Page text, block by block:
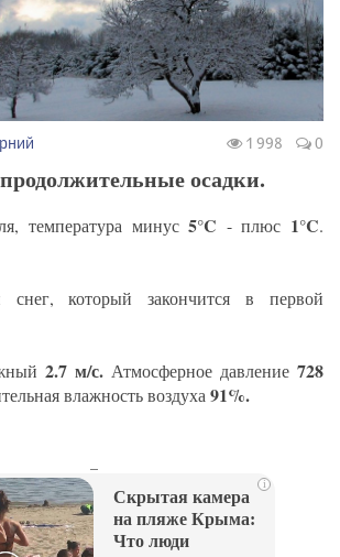
1 998 0
осадки.
температура минус5°C - плюс 1°C.
снег, который закончится в первой
2.7 м/с. Атмосферное давление 728
влажность воздуха91%.
i
Скрытая камера
на пляже Крыма:
Что люди